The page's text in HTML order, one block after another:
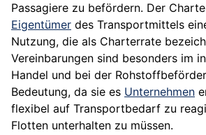
Passagiere zu befördern. Der
Eigentümer des Transportmittels
Nutzung, die als Charterrate
Vereinbarungen sind besonders im
Handel und bei der
Bedeutung, da sie es Unternehmen
flexibel auf Transportbedarf zu
Flotten unterhalten zu müssen.